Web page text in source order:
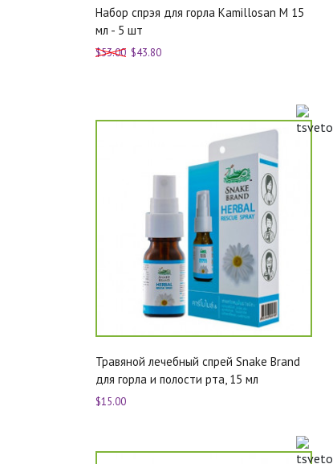
Набор спрэя для горла Kamillosan M 15
мл - 5 шт
$53.00 $43.80
Травяной лечебный спрей Snake Brand
для горла и полости рта, 15 мл
$15.00